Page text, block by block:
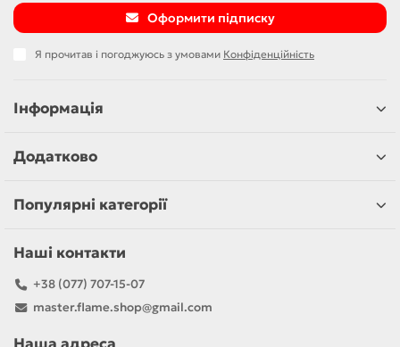
Оформити підписку
Я прочитав і погоджуюсь з умовами Конфіденційність
Інформація
Додатково
Популярні категорії
Наші контакти
+38 (077) 707-15-07
master.flame.shop@gmail.com